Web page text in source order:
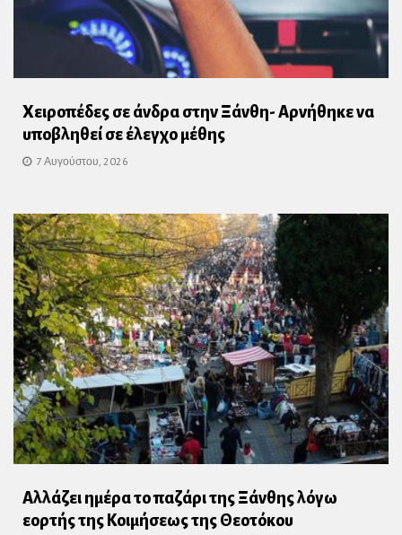
Χειροπέδες σε άνδρα στην Ξάνθη- Αρνήθηκε να
υποβληθεί σε έλεγχο μέθης
7 Αυγούστου, 2026
Αλλάζει ημέρα το παζάρι της Ξάνθης λόγω
εορτής της Κοιμήσεως της Θεοτόκου